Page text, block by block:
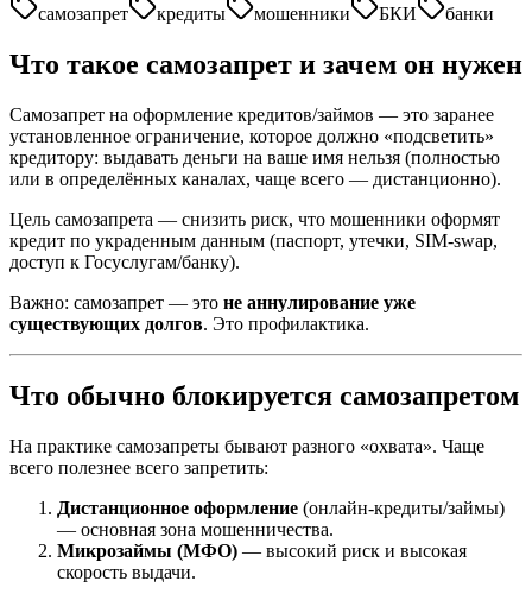
самозапрет
кредиты мошенники БКИ банки
Что такое самозапрет и зачем он нужен
Самозапрет на оформление кредитов/займов — это заранее
установленное ограничение, которое должно «подсветить»
кредитору: выдавать деньги на ваше имя нельзя (полностью
или в определённых каналах, чаще всего — дистанционно).
Цель самозапрета — снизить риск, что мошенники оформят
кредит по украденным данным (паспорт, утечки, SIM‑swap,
доступ к Госуслугам/банку).
Важно: самозапрет — это не аннулирование уже
существующих долгов. Это профилактика.
Что обычно блокируется самозапретом
На практике самозапреты бывают разного «охвата». Чаще
всего полезнее всего запретить:
Дистанционное оформление (онлайн‑кредиты/займы)
— основная зона мошенничества.
Микрозаймы (МФО) — высокий риск и высокая
скорость выдачи.